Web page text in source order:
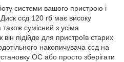
системи вашого пристрою і
ссд 120 гб має високу
також сумісний з усіма
підійде для пристроїв старих
накопичувача ссд на
ОС або просто зберігати